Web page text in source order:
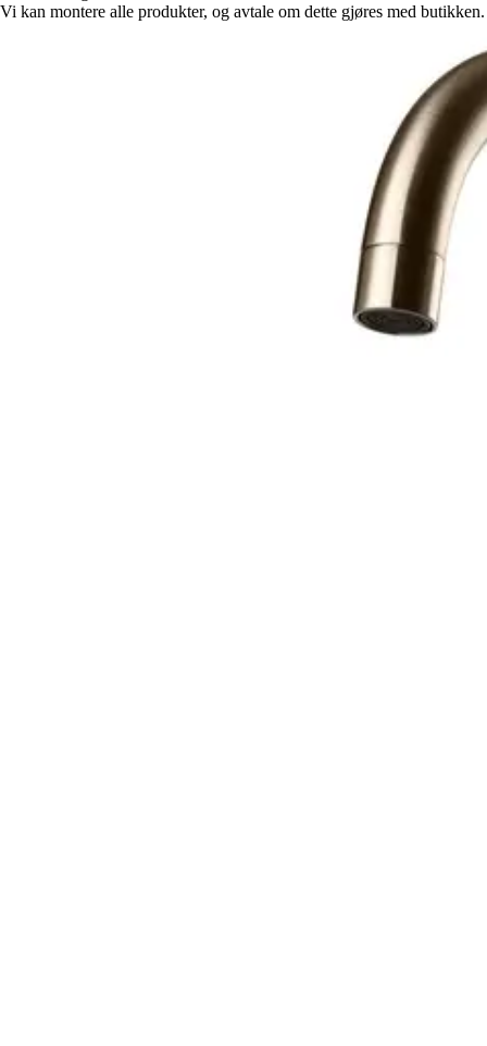
Vi kan montere alle produkter, og avtale om dette gjøres med butikken.